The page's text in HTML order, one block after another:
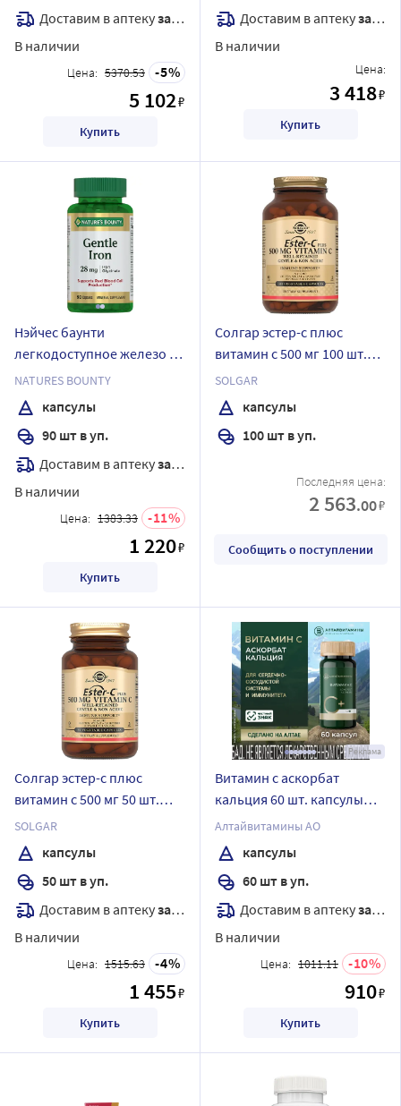
массой 1000 гр
Доставим в аптекузавтра
В наличии
Цена: 5370.53 5
5 102₽
Купить
заполнения морщин 15 мл
Доставим в аптекузавтра
В наличии
Цена:
3 418₽
Купить
Нэйчес баунти
легкодоступное железо 28
мг 90 шт. капсулы массой
546 мг
NATURES BOUNTY
капсулы
90 шт в уп.
Доставим в аптекузавтра
В наличии
Цена: 1383.33 11
1 220₽
Купить
Солгар эстер-с плюс
витамин с 500 мг 100 шт.
капсулы массой 840 мг
SOLGAR
капсулы
100 шт в уп.
Последняя цена:
2 563.00₽
Сообщить о поступлении
Солгар эстер-с плюс
витамин с 500 мг 50 шт.
капсулы массой 849 мг
SOLGAR
капсулы
50 шт в уп.
Доставим в аптекузавтра
В наличии
Цена: 1515.63 4
1 455₽
Купить
Реклама
Витамин с аскорбат
кальция 60 шт. капсулы
массой 715 мг
Алтайвитамины АО
капсулы
60 шт в уп.
Доставим в аптекузавтра
В наличии
Цена: 1011.11 10
910₽
Купить